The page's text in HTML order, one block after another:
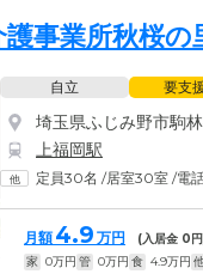
事業所秋桜の
自立 要支
埼玉県ふじみ野市駒
上福岡駅
定員30名 /居室30室 /電
月額 4.9 万円 (入居金 0
家 0万円 管 0万円 食 4.9万円